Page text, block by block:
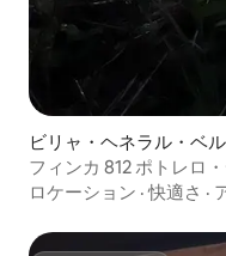
ビリャ・ヘネラル・ベ
フィンカ 812 ポトレロ
ロケーション ·快適さ ·